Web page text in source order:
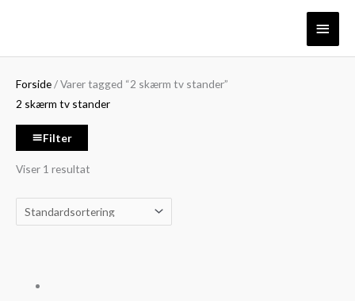
Forside/ Varer tagged “2 skærm tv stander”
2 skærm tv stander
Filter
Viser 1 resultat